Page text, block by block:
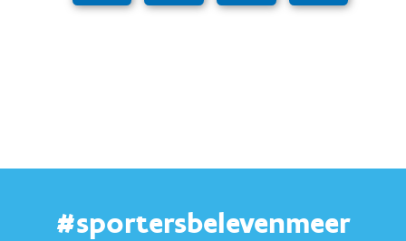
#sportersbelevenmeer